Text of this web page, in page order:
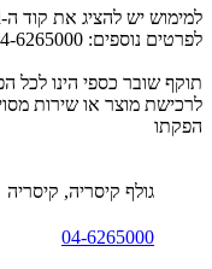
לפרטים נוספים: 04-6265000.
הפקתו
גולף קיסריה, קיסריה
04-6265000